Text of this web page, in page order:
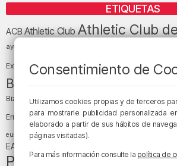
ETIQUETAS
ACBAthletic ClubAthletic Club
ayuntamiento de Bilbao
Exhibition Center) BilbaoBilbao Basket
Bizkaia y sus comarcas Copa del
Bizkaia
Deusto Diócesis de Bilbao Egunon
Ernesto Valverde Ertzaintza Euskadi
euskera fiestas fútbol
EA Sports
Política
Consentimiento de
Utilizamos cookies propias y de terceros
para mostrarle publicidad personalizada
elaborado a partir de sus hábitos de
páginas visitadas).
Para más información consulte la política de